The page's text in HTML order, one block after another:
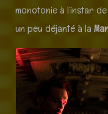
monotonie à l’instar
un peu déjanté à la